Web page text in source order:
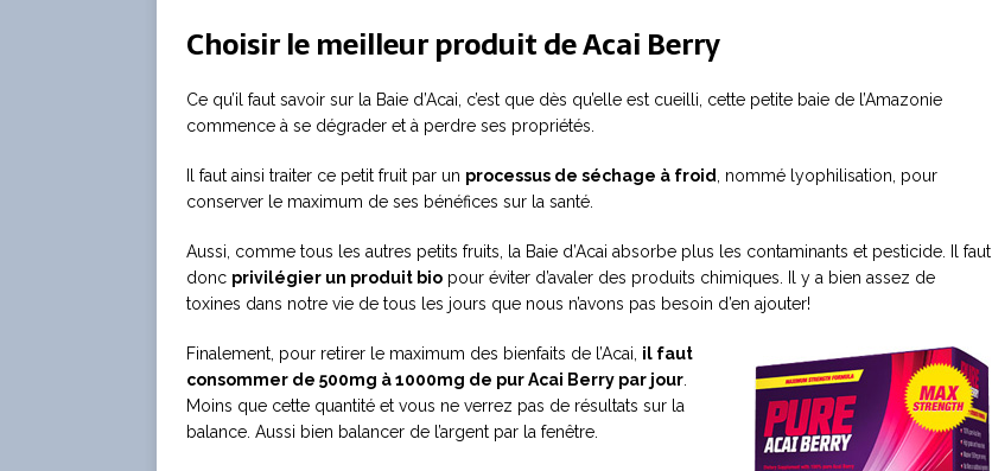
Choisir le meilleur produit de Acai Berry
Ce qu’il faut savoir sur la Baie d’Acai, c’est que dès qu’elle est cueilli, cette petite baie de l’Amazonie
commence à se dégrader et à perdre ses propriétés.
Il faut ainsi traiter ce petit fruit par un processus de séchage à froid
, nommé lyophilisation, pour
conserver le maximum de ses bénéfices sur la santé.
Aussi, comme tous les autres petits fruits, la Baie d’Acai absorbe plus les contaminants et pesticide. Il faut
donc privilégier un produit bio pour éviter d’avaler des produits chimiques. Il y a bien assez de
toxines dans notre vie de tous les jours que nous n’avons pas besoin d’en ajouter!
Finalement, pour retirer le maximum des bienfaits de l’Acai, il faut
consommer de 500mg à 1000mg de pur Acai Berry par jour
Moins que cette quantité et vous ne verrez pas de résultats sur la
balance. Aussi bien balancer de l’argent par la fenêtre.